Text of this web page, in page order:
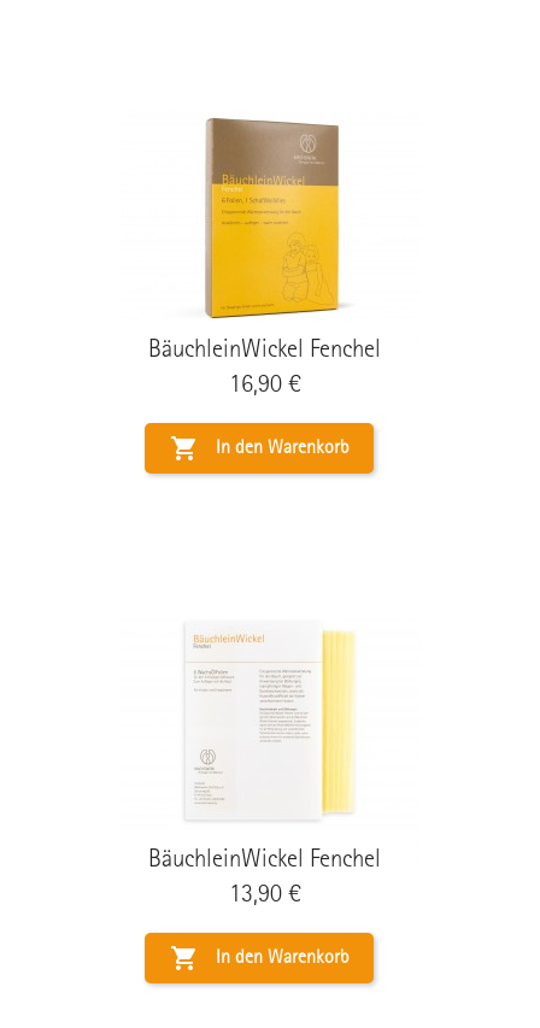
BäuchleinWickel Fenchel
Preis
16,90 €
 In den Warenkorb
BäuchleinWickel Fenchel
Preis
13,90 €
 In den Warenkorb